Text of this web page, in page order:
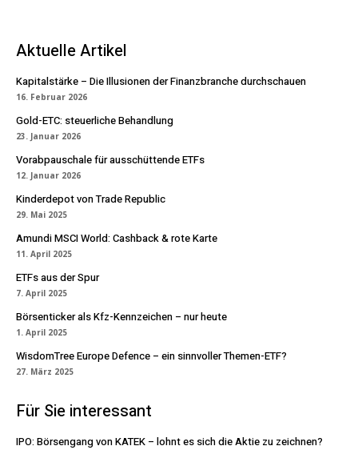
Aktuelle Artikel
Kapitalstärke – Die Illusionen der Finanzbranche durchschauen
16. Februar 2026
Gold-ETC: steuerliche Behandlung
23. Januar 2026
Vorabpauschale für ausschüttende ETFs
12. Januar 2026
Kinderdepot von Trade Republic
29. Mai 2025
Amundi MSCI World: Cashback & rote Karte
11. April 2025
ETFs aus der Spur
7. April 2025
Börsenticker als Kfz-Kennzeichen – nur heute
1. April 2025
WisdomTree Europe Defence – ein sinnvoller Themen-ETF?
27. März 2025
Für Sie interessant
IPO: Börsengang von KATEK – lohnt es sich die Aktie zu zeichnen?